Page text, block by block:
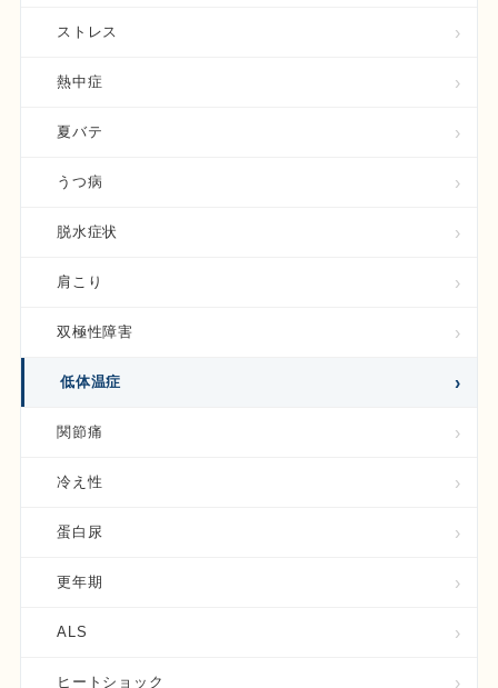
ストレス
熱中症
夏バテ
うつ病
脱水症状
肩こり
双極性障害
低体温症
関節痛
冷え性
蛋白尿
更年期
ALS
ヒートショック